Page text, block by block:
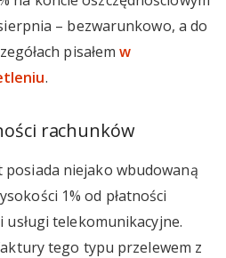
– bezwarunkowo, a do
pisałemw
.
rachunków
niejako wbudowaną
1% od płatności
telekomunikacyjne.
tego typu przelewem z